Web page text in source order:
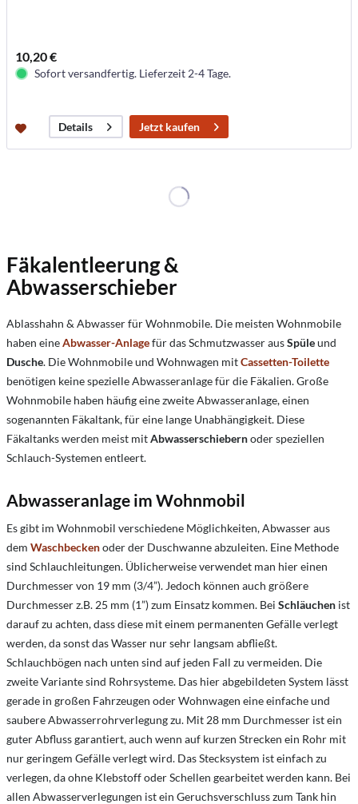
10,20 €
Sofort versandfertig. Lieferzeit 2-4 Tage.
Details Jetzt kaufen
Fäkalentleerung &
Abwasserschieber
Ablasshahn & Abwasser für Wohnmobile. Die meisten Wohnmobile
haben eineAbwasser-Anlagefür das Schmutzwasser ausSpüleund
Dusche. Die Wohnmobile und Wohnwagen mitCassetten-Toilette
benötigen keine spezielle Abwasseranlage für die Fäkalien. Große
Wohnmobile haben häufig eine zweite Abwasseranlage, einen
sogenannten Fäkaltank, für eine lange Unabhängigkeit. Diese
Fäkaltanks werden meist mitAbwasserschiebernoder speziellen
Schlauch-Systemen entleert.
Abwasseranlage im Wohnmobil
Es gibt im Wohnmobil verschiedene Möglichkeiten, Abwasser aus
dem Waschbeckenoder der Duschwanne abzuleiten. Eine Methode
sind Schlauchleitungen. Üblicherweise verwendet man hier einen
Durchmesser von 19 mm (3/4”). Jedoch können auch größere
Durchmesser z.B. 25 mm (1”) zum Einsatz kommen. Bei Schläuchen ist
darauf zu achten, dass diese mit einem permanenten Gefälle verlegt
werden, da sonst das Wasser nur sehr langsam abfließt.
Schlauchbögen nach unten sind auf jeden Fall zu vermeiden. Die
zweite Variante sind Rohrsysteme. Das hier abgebildeten System lässt
gerade in großen Fahrzeugen oder Wohnwagen eine einfache und
saubere Abwasserrohrverlegung zu. Mit 28 mm Durchmesser ist ein
guter Abfluss garantiert, auch wenn auf kurzen Strecken ein Rohr mit
nur geringem Gefälle verlegt wird. Das Stecksystem ist einfach zu
verlegen, da ohne Klebstoff oder Schellen gearbeitet werden kann. Bei
allen Abwasserverlegungen ist ein Geruchsverschluss zum Tank hin